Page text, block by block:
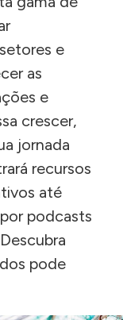
e
as
e
crescer,
jornada
recursos
até
podcasts
pode